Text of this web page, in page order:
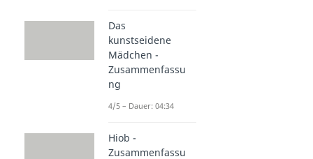
Das
kunstseidene
Mädchen -
Zusammenfassu
ng
4/5 – Dauer: 04:34
Hiob -
Zusammenfassu